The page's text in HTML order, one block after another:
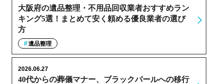
大阪府の遺品整理・不用品回収業者おすすめラン
キング5選！まとめて安く頼める優良業者の選び
方
遺品整理
40代からの葬儀マナー、ブラックパールへの移行
2026.06.27